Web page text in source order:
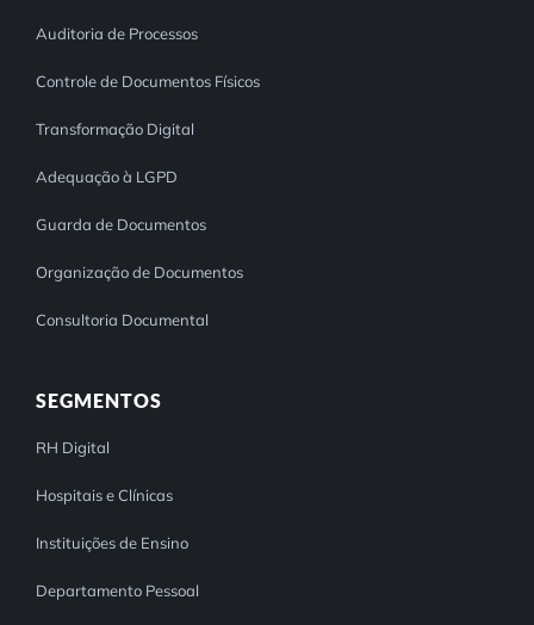
Auditoria de Processos
Controle de Documentos Físicos
Transformação Digital
Adequação à LGPD
Guarda de Documentos
Organização de Documentos
Consultoria Documental
SEGMENTOS
RH Digital
Hospitais e Clínicas
Instituições de Ensino
Departamento Pessoal